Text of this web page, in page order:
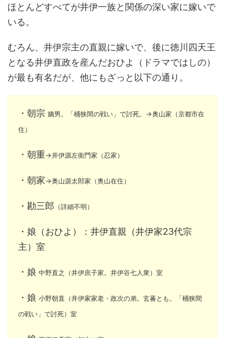
ほとんどすべてが井伊一族と関係の深い家に嫁いで
いる。
むろん、井伊宗主の直親に嫁いで、後に徳川四天王
となる井伊直政を産んだおひよ（ドラマではしの）
が最も有名だが、他にもざっと以下の通り。
・朝宗 嫡男。「桶狭間の戦い」で討死。→奥山家（京都市在
住）
・朝重→井伊源左衛門家（忍家）
・朝家→奥山源太郎家（奥山在住）
・勘三郎 （詳細不明）
・娘（おひよ）：井伊直親（井伊家23代宗
主）室
・娘 中野直之（井伊庶子家。井伊谷七人衆）室
・娘 小野朝直（井伊家家老・政次の弟。玄蕃とも。「桶狭間
の戦い」で討死）室